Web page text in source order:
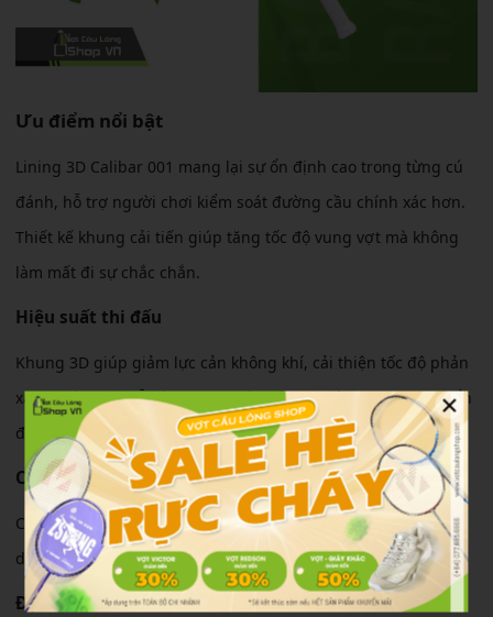
Ưu điểm nổi bật
Lining 3D Calibar 001 mang lại sự ổn định cao trong từng cú
đánh, hỗ trợ người chơi kiểm soát đường cầu chính xác hơn.
Thiết kế khung cải tiến giúp tăng tốc độ vung vợt mà không
làm mất đi sự chắc chắn.
Hiệu suất thi đấu
Khung 3D giúp giảm lực cản không khí, cải thiện tốc độ phản
xạ. Người chơi dễ dàng thực hiện các pha cầu nhanh, chuyển
đổi giữa tấn công và phòng thủ mượt mà.
Cảm giác sử dụng
Cảm giác cầm vợt chắc tay, độ ổn định tốt giúp kiểm soát cầu
dễ dàng hơn trong các pha điều cầu dài và phản tạt nhanh.
Độ bền & thiết kế
×